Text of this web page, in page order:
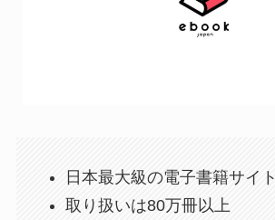
日本最大級の電子書籍サイト
取り扱いは80万冊以上